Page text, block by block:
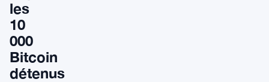
les
10
000
Bitcoin
détenus